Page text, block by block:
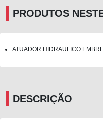
PRODUTOS
ATUADOR HIDRAULICO
DESCRIÇÃO